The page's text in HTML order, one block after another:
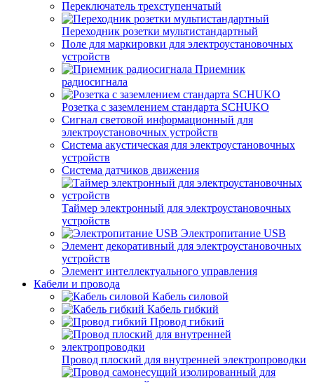
Переключатель трехступенчатый
Переходник розетки мультистандартный
Поле для маркировки для электроустановочных
устройств
Приемник
радиосигнала
Розетка с заземлением стандарта SCHUKO
Сигнал световой информационный для
электроустановочных устройств
Система акустическая для электроустановочных
устройств
Система датчиков движения
Таймер электронный для электроустановочных
устройств
Электропитание USB
Элемент декоративный для электроустановочных
устройств
Элемент интеллектуального управления
Кабели и провода
Кабель силовой
Кабель гибкий
Провод гибкий
Провод плоский для внутренней электропроводки